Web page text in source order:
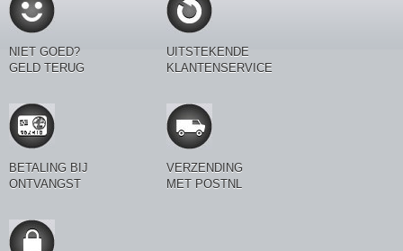
NIET GOED?
GELD TERUG
UITSTEKENDE
KLANTENSERVICE
BETALING BIJ
ONTVANGST
VERZENDING
MET POSTNL